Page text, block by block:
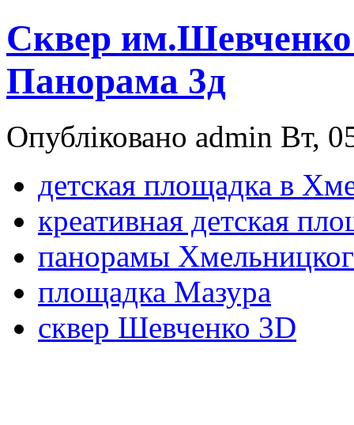
Сквер
Панорама 3д
Опубліковано admin Вт,
детская площадка в
креативная детская
панорамы
площадка Мазура
сквер Шевченко 3D